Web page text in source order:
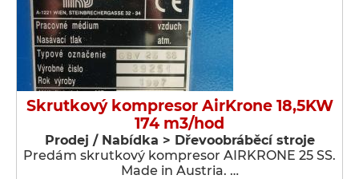
Skrutkový kompresor AirKrone 18,5KW
174 m3/hod
Prodej / Nabídka > Dřevoobráběcí stroje
Predám skrutkový kompresor AIRKRONE 25 SS.
Made in Austria. …